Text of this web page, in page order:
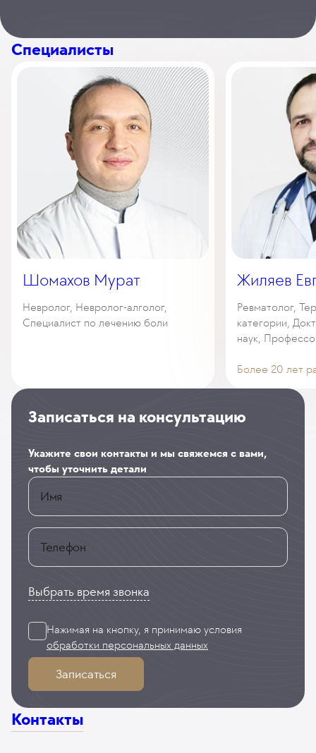
Специалисты
Шомахов Мурат
Невролог, Невролог-алголог,
Специалист по лечению боли
Жиляев
Ревматолог,
категории,
наук,
Более 20 лет
Записаться на консультацию
Укажите свои контакты и мы свяжемся с вами,
чтобы уточнить детали
Имя
Телефон
Выбрать время звонка
Нажимая на кнопку, я принимаю условия
обработки персональных данных
Записаться
Контакты